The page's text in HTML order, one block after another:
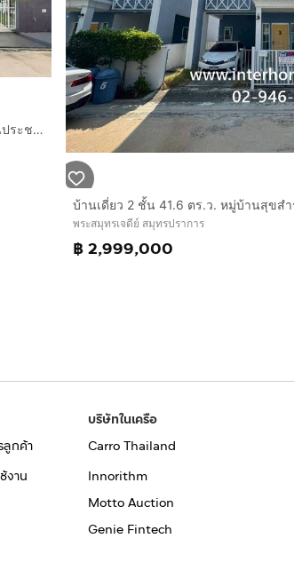
บ้านเดี่ยว 2 ชั้น 50.1 ตร.ว. หมู่บ้านพฤกษ์ลดา ประชาอุทิศ90 ถนนประชาอุทิศ90 พระสมุทรเจดีย์ สมุทรปราการ
พระสมุทรเจดีย์ สมุทรปราการ
฿ 2,999,000
ลูกค้า
งาน
บริษัทในเครือ
Carro Thailand
Innorithm
Motto Auction
Genie Fintech